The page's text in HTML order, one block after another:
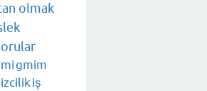
olmak
gmim
iş